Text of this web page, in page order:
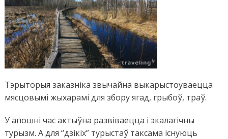
Тэрыторыя заказніка звычайна выкарыстоуваецца
мясцовымі жыхарамі для збору ягад, грыбоў, траў.
У апошні час актыўна развіваецца і экалагічны
турызм. А для “дзікіх” турыстаў таксама існуюць